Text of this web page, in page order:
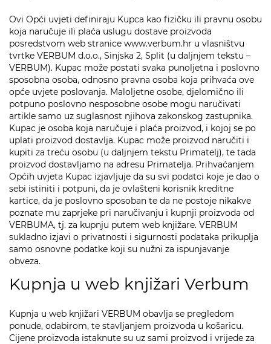
Ovi Opći uvjeti definiraju Kupca kao fizičku ili pravnu osobu
koja naručuje ili plaća uslugu dostave proizvoda
posredstvom web stranice www.verbum.hr u vlasništvu
tvrtke VERBUM d.o.o., Sinjska 2, Split (u daljnjem tekstu –
VERBUM). Kupac može postati svaka punoljetna i poslovno
sposobna osoba, odnosno pravna osoba koja prihvaća ove
opće uvjete poslovanja. Maloljetne osobe, djelomično ili
potpuno poslovno nesposobne osobe mogu naručivati
artikle samo uz suglasnost njihova zakonskog zastupnika.
Kupac je osoba koja naručuje i plaća proizvod, i kojoj se po
uplati proizvod dostavlja. Kupac može proizvod naručiti i
kupiti za treću osobu (u daljnjem tekstu Primatelj), te tada
proizvod dostavljamo na adresu Primatelja. Prihvaćanjem
Općih uvjeta Kupac izjavljuje da su svi podatci koje je dao o
sebi istiniti i potpuni, da je ovlašteni korisnik kreditne
kartice, da je poslovno sposoban te da ne postoje nikakve
poznate mu zaprjeke pri naručivanju i kupnji proizvoda od
VERBUMA, tj. za kupnju putem web knjižare. VERBUM
sukladno izjavi o privatnosti i sigurnosti podataka prikuplja
samo osnovne podatke koji su nužni za ispunjavanje
obveza.
Kupnja u web knjižari Verbum
Kupnja u web knjižari VERBUM obavlja se pregledom
ponude, odabirom, te stavljanjem proizvoda u košaricu.
Cijene proizvoda istaknute su uz sami proizvod i vrijede za